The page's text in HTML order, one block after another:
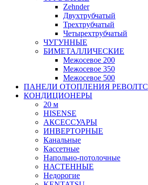
Zehnder
Двухтрубчатый
Трехтрубчатый
Четырехтрубчатый
ЧУГУННЫЕ
БИМЕТАЛЛИЧЕСКИЕ
Межосевое 200
Межосевое 350
Межосевое 500
ПАНЕЛИ ОТОПЛЕНИЯ РЕВОЛТС
КОНДИЦИОНЕРЫ
20 м
HISENSE
АКСЕССУАРЫ
ИНВЕРТОРНЫЕ
Канальные
Кассетные
Напольно-потолочные
НАСТЕННЫЕ
Недорогие